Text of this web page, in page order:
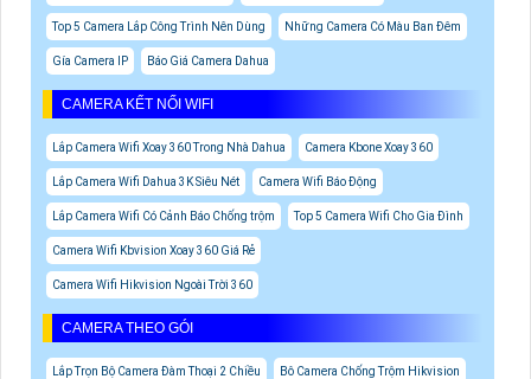
Top 5 Camera Lắp Công Trình Nên Dùng Những Camera Có Màu Ban Đêm
Gía Camera IP Báo Giá Camera Dahua
CAMERA KẾT NỐI WIFI
Lắp Camera Wifi Xoay 360 Trong Nhà Dahua Camera Kbone Xoay 360
Lắp Camera Wifi Dahua 3K Siêu Nét Camera Wifi Báo Động
Lắp Camera Wifi Có Cảnh Báo Chống trộm Top 5 Camera Wifi Cho Gia Đình
Camera Wifi Kbvision Xoay 360 Giá Rẻ
Camera Wifi Hikvision Ngoài Trời 360
CAMERA THEO GÓI
Lắp Trọn Bộ Camera Đàm Thoại 2 Chiều Bô Camera Chống Trộm Hikvision